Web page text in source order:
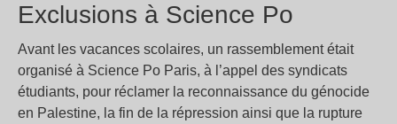
Exclusions à Science Po
Avant les vacances scolaires, un rassemblement était
organisé à Science Po Paris, à l’appel des syndicats
étudiants, pour réclamer la reconnaissance du génocide
en Palestine, la fin de la répression ainsi que la rupture